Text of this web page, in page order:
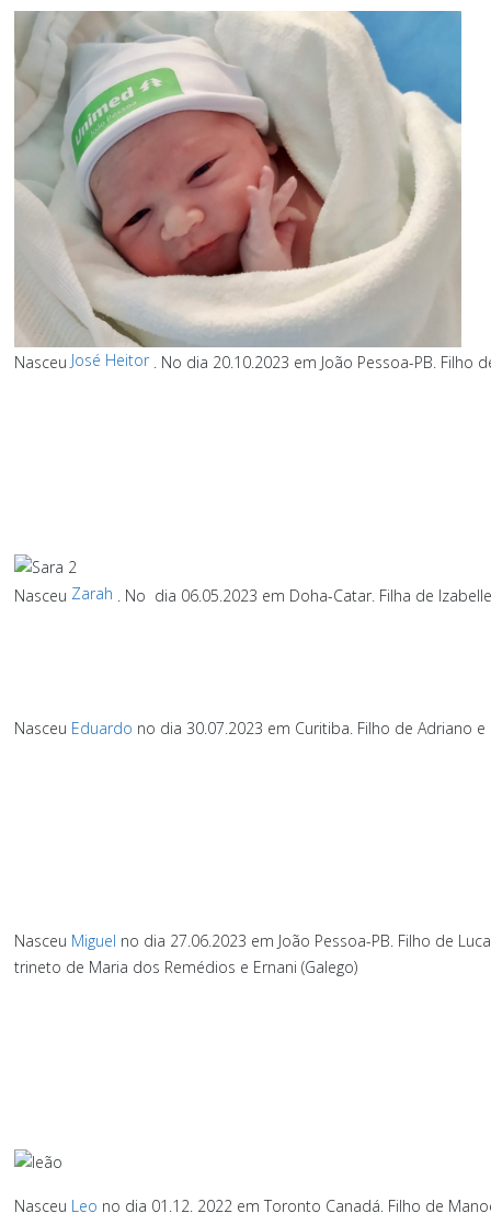
NasceuJosé Heitor . No dia 20.10.2023 em João Pessoa-PB. Filho
Nasceu Zarah . No dia 06.05.2023 em Doha-Catar. Filha de
Nasceu Eduardo no dia 30.07.2023 em Curitiba. Filho de Adriano
Nasceu Miguel no dia 27.06.2023 em João Pessoa-PB. Filho de
trineto de Maria dos Remédios e Ernani (Galego)
Nasceu Leo no dia 01.12. 2022 em Toronto Canadá. Filho de